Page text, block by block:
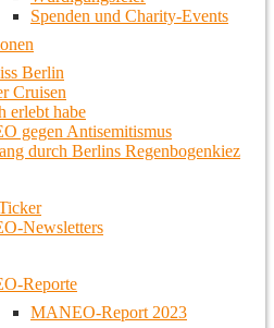
Spenden und Charity-Events
Berlin
Cruisen
erlebt habe
gegen Antisemitismus
durch Berlins Regenbogenkiez
Newsletters
Reporte
MANEO-Report 2023